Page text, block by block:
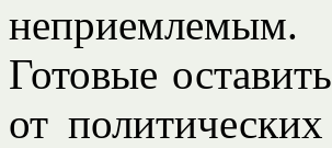
неприемлемым.
Готовые
от